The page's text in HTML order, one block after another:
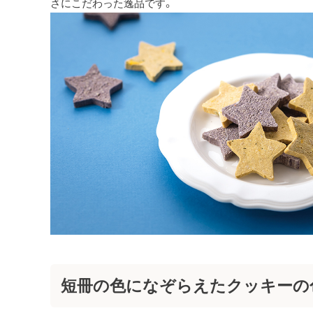
さにこだわった逸品です。
短冊の色になぞらえたクッキーの